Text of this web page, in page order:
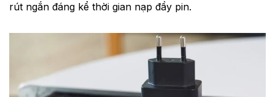
rút ngắn đáng kể thời gian nạp đầy pin.